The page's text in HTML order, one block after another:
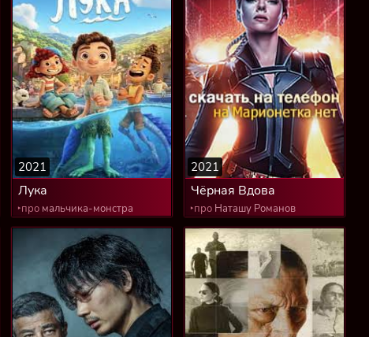
Лука
2021
‣про мальчика-монстра
Чёрная Вдова
2021
‣про Наташу Романов